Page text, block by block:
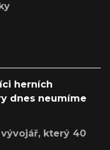
herních
dnes neumíme
který 40